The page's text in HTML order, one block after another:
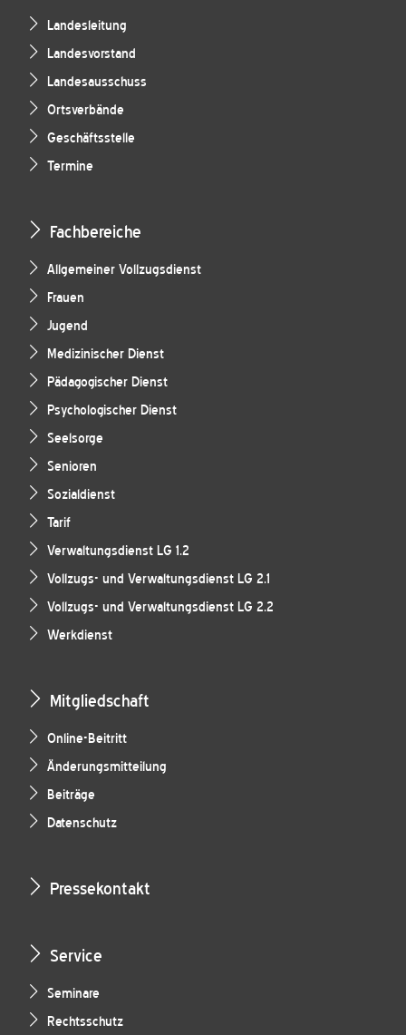
Landesleitung
Landesvorstand
Landesausschuss
Ortsverbände
Geschäftsstelle
Termine
Fachbereiche
Allgemeiner Vollzugsdienst
Frauen
Jugend
Medizinischer Dienst
Pädagogischer Dienst
Psychologischer Dienst
Seelsorge
Senioren
Sozialdienst
Tarif
Verwaltungsdienst LG 1.2
Vollzugs- und Verwaltungsdienst LG 2.1
Vollzugs- und Verwaltungsdienst LG 2.2
Werkdienst
Mitgliedschaft
Online-Beitritt
Änderungsmitteilung
Beiträge
Datenschutz
Pressekontakt
Service
Seminare
Rechtsschutz